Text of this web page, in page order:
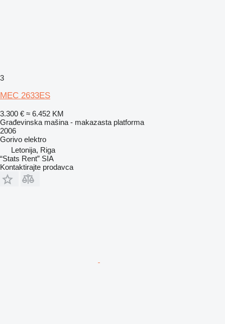
3
MEC 2633ES
3.300 € ≈ 6.452 KM
Građevinska mašina - makazasta platforma
2006
Gorivo elektro
Letonija, Riga
“Stats Rent” SIA
Kontaktirajte prodavca